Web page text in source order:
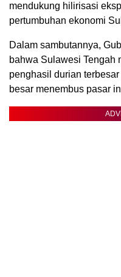
mendukung hilirisasi
pertumbuhan ekonomi
Dalam sambutannya,
bahwa Sulawesi Tengah
penghasil durian
besar menembus pasar